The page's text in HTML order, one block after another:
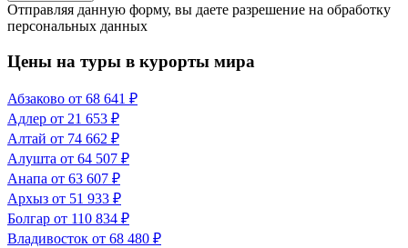
Отправляя данную форму, вы даете разрешение на обработку
персональных данных
Цены на туры в курорты мира
Абзаково от 68 641 ₽
Адлер от 21 653 ₽
Алтай от 74 662 ₽
Алушта от 64 507 ₽
Анапа от 63 607 ₽
Архыз от 51 933 ₽
Болгар от 110 834 ₽
Владивосток от 68 480 ₽